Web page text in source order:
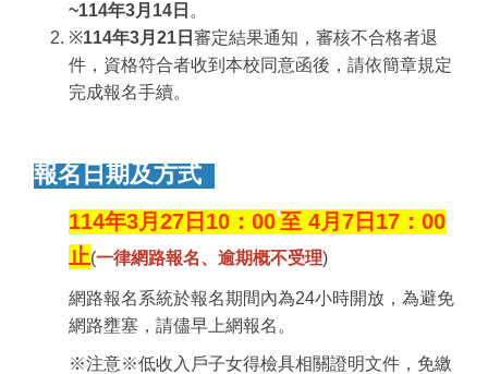
~114年3月14日 。
※114年3月21日 審定結果通知，審核不合格者退
件，資格符合者收到本校同意函後，請依簡章規定
完成報名手續。
報名日期及方式
114年3月27日10：00至 4月7日17：00
止(一律網路報名、逾期概不受理)
網路報名系統於報名期間內為24小時開放，為避免
網路壅塞，請儘早上網報名。
※注意※低收入戶子女得檢具相關證明文件，免繳